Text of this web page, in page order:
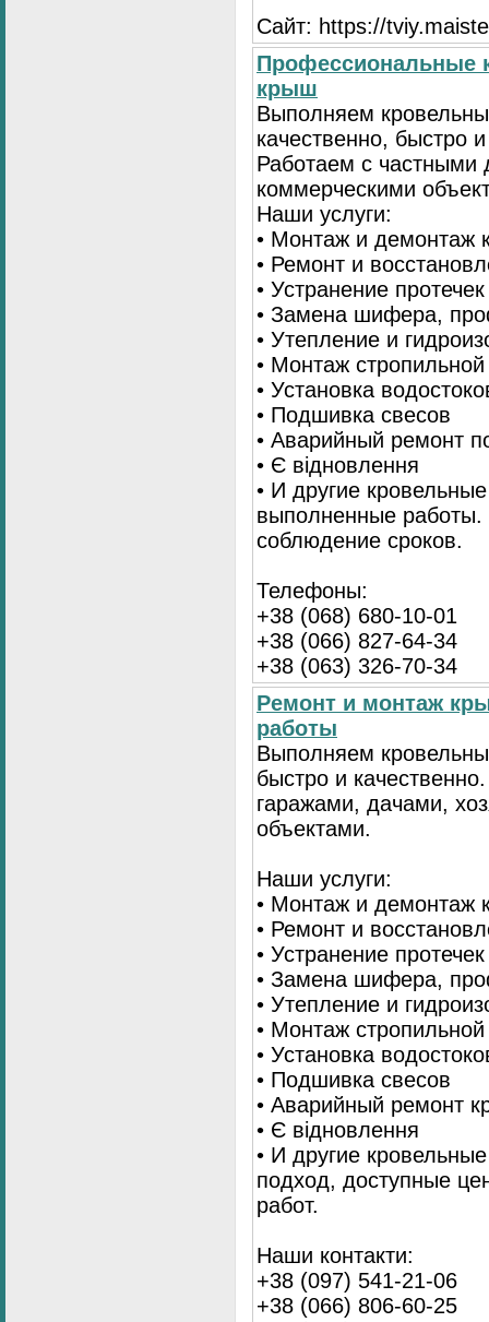
Сайт: https://
Профессиональные
крыш
Выполняем
качественно, быстро
Работаем с
коммерческими
Наши услуги:
• Монтаж и демонтаж
• Ремонт и
• Устранение протечек
• Замена шифера,
• Утепление и
• Монтаж
• Установка
• Подшивка свесов
• Аварийный ремонт
• Є відновлення
• И другие
выполненные работы.
соблюдение сроков.
Телефоны:
+38 (068) 680-10-01
+38 (066) 827-64-34
+38 (063) 326-70-34
Ремонт и монтаж
работы
Выполняем
быстро и
гаражами, дачами,
объектами.
Наши услуги:
• Монтаж и демонтаж
• Ремонт и
• Устранение протечек
• Замена шифера,
• Утепление и
• Монтаж
• Установка
• Подшивка свесов
• Аварийный ремонт
• Є відновлення
• И другие
подход, доступные
работ.
Наши контакти:
+38 (097) 541-21-06
+38 (066) 806-60-25